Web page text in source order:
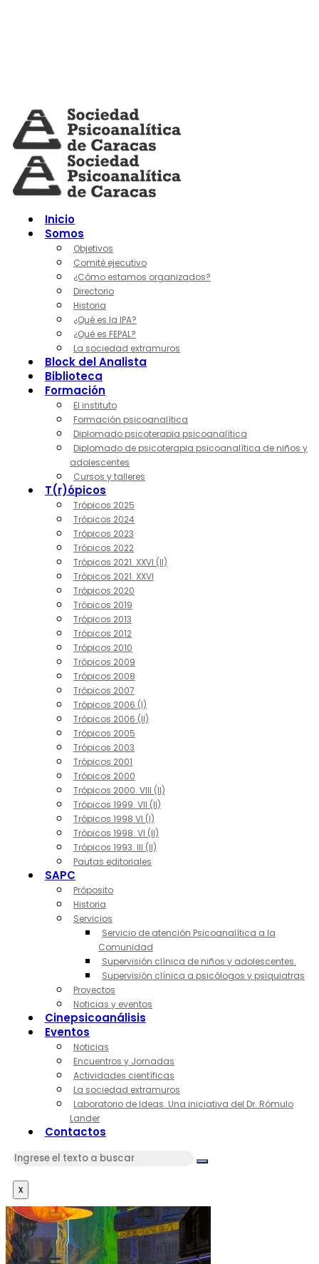
Inicio
Somos
Objetivos
Comité ejecutivo
¿Cómo estamos organizados?
Directorio
Historia
¿Qué es la IPA?
¿Qué es FEPAL?
La sociedad extramuros
Block del Analista
Biblioteca
Formación
El instituto
Formación psicoanalítica
Diplomado psicoterapia psicoanalítica
Diplomado de psicoterapia psicoanalítica de niños y
adolescentes
Cursos y talleres
T(r)ópicos
Trópicos 2025
Trópicos 2024
Trópicos 2023
Trópicos 2022
Trópicos 2021. XXVI (II)
Trópicos 2021. XXVI
Trópicos 2020
Trópicos 2019
Trópicos 2013
Trópicos 2012
Trópicos 2010
Trópicos 2009
Trópicos 2008
Trópicos 2007
Trópicos 2006 (I)
Trópicos 2006 (II)
Trópicos 2005
Trópicos 2003
Trópicos 2001
Trópicos 2000
Trópicos 2000. VIII (II)
Trópicos 1999. VII (II)
Trópicos 1998 VI (I)
Trópicos 1998. VI (II)
Trópicos 1993. III (II)
Pautas editoriales
SAPC
Próposito
Historia
Servicios
Servicio de atención Psicoanalítica a la
Comunidad
Supervisión clínica de niños y adolescentes.
Supervisión clínica a psicólogos y psiquiatras
Proyectos
Noticias y eventos
Cinepsicoanálisis
Eventos
Noticias
Encuentros y Jornadas
Actividades científicas
La sociedad extramuros
Laboratorio de Ideas. Una iniciativa del Dr. Rómulo
Lander
Contactos
x